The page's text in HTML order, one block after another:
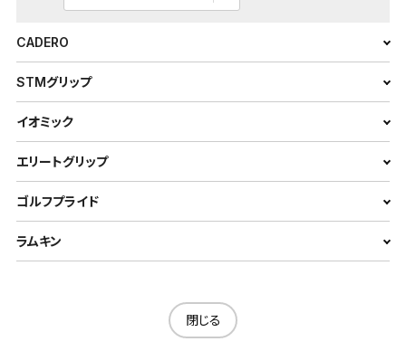
CADERO
STMグリップ
イオミック
エリートグリップ
ゴルフプライド
ラムキン
閉じる